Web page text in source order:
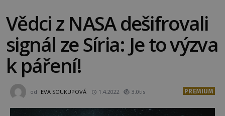
Vědci z NASA dešifrovali
signál ze Síria: Je to výzva
k páření!
od EVA SOUKUPOVÁ 1.4.2022 3.0tis PREMIUM